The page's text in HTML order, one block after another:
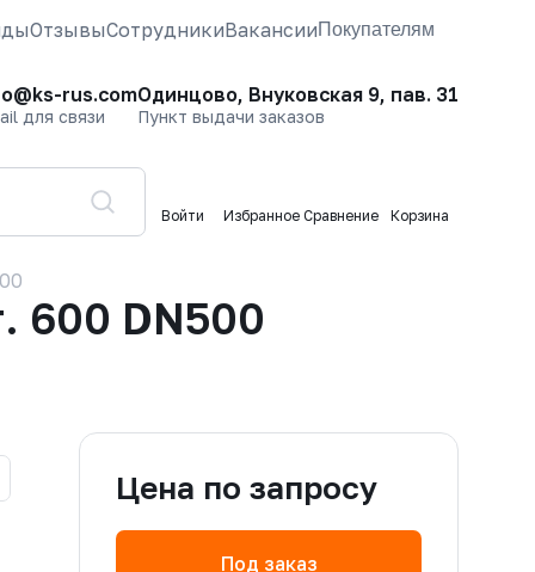
ОтзывыСотрудникиВакансииПокупателям
rus.com
для связи
Одинцово, Внуковская 9, пав. 31
Пункт выдачи заказов
Войти Избранное Сравнение Корзина
600 DN500
Цена по запросу
Под заказ